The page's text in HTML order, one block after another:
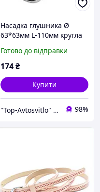
Насадка глушника Ø
63*63мм L-110мм кругла
106034
Готово до відправки
174₴
Купити
"Top-Avtosvitlo" – безпека на дорозі 98%